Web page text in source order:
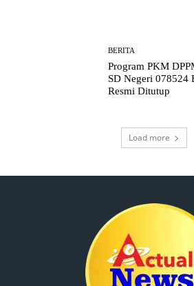
BERITA
Program PKM
SD Negeri 078524
Resmi Ditutup
Load more